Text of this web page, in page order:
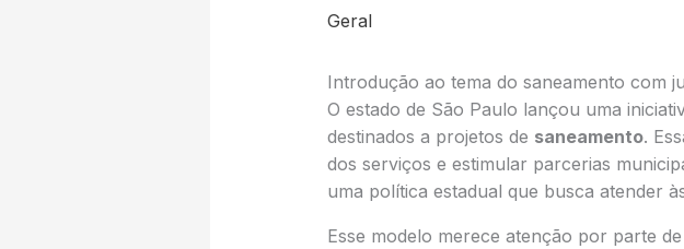
Geral
Introdução ao tema do saneamento com
O estado de São Paulo lançou uma
destinados a projetos de saneamento.
dos serviços e estimular parcerias
uma política estadual que busca atender
Esse modelo merece atenção por parte